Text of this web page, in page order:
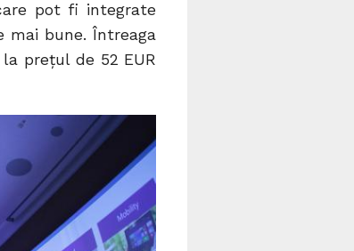
pot fi integrate
bune. Întreaga
prețul de 52 EUR